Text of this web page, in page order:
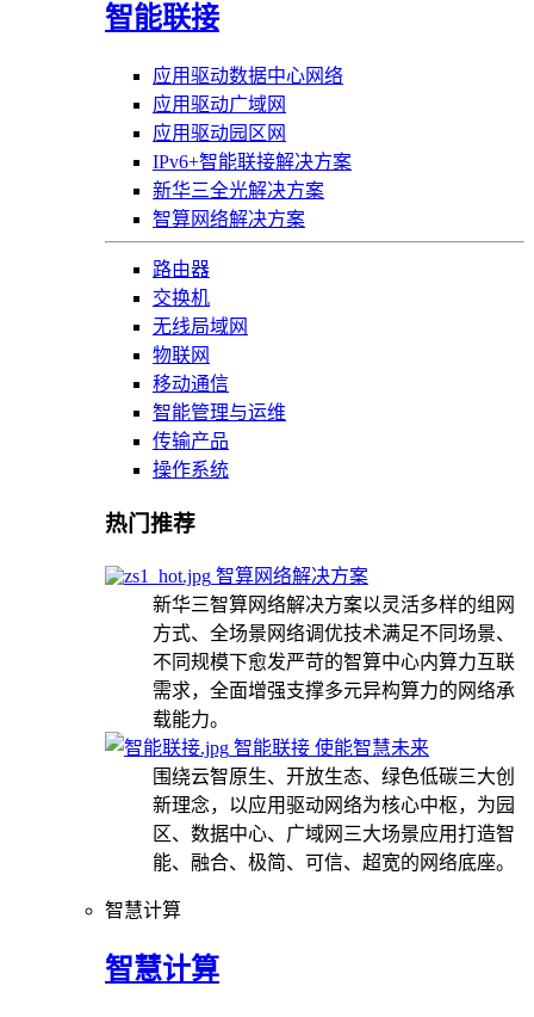
智能联接
应用驱动数据中心网络
应用驱动广域网
应用驱动园区网
IPv6+智能联接解决方案
新华三全光解决方案
智算网络解决方案
路由器
交换机
无线局域网
物联网
移动通信
智能管理与运维
传输产品
操作系统
热门推荐
智算网络解决方案
新华三智算网络解决方案以灵活多样的组网
方式、全场景网络调优技术满足不同场景、
不同规模下愈发严苛的智算中心内算力互联
需求，全面增强支撑多元异构算力的网络承
载能力。
智能联接 使能智慧未来
围绕云智原生、开放生态、绿色低碳三大创
新理念，以应用驱动网络为核心中枢，为园
区、数据中心、广域网三大场景应用打造智
能、融合、极简、可信、超宽的网络底座。
智慧计算
智慧计算